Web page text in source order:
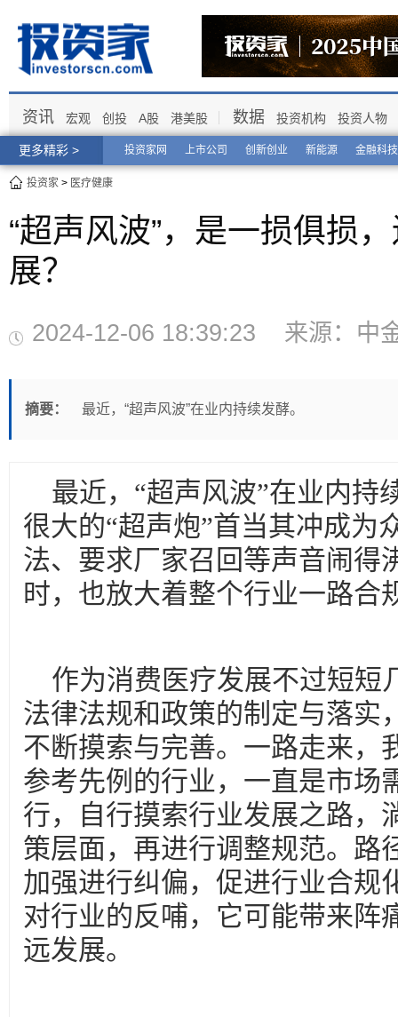
更多精彩 > 投资家网 上市公司 创新创业 新能源 金融科技
资讯 宏观 创投 A股 港美股 数据 投资机构 投资人物
投资家 > 医疗健康
“超声风波”，是一损俱损
展？
2024-12-06 18:39:23 来源：
摘要： 最近，“超声风波”在业内持续发酵。
最近，“超声风波”在业内持
很大的“超声炮”首当其冲成为
法、要求厂家召回等声音闹得
时，也放大着整个行业一路合
作为消费医疗发展不过短短
法律法规和政策的制定与落实
不断摸索与完善。一路走来，
参考先例的行业，一直是市场
行，自行摸索行业发展之路，
策层面，再进行调整规范。路
加强进行纠偏，促进行业合规
对行业的反哺，它可能带来阵
远发展。